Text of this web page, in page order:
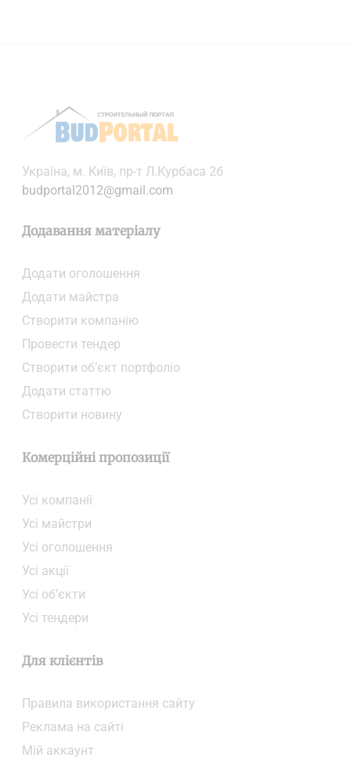
Українa, м. Київ, пр-т Л.Курбаса 2б
budportal2012@gmail.com
Додавання матеріалу
Додати oголошення
Додати майстра
Створити компанiю
Провести тендер
Створити об’єкт портфоліо
Додати статтю
Створити новину
Комерційні пропозиції
Усі компанії
Усі майстри
Усі оголошення
Усі акції
Усі об’єкти
Усі тендери
Для клієнтів
Правила використання сайту
Реклама на сайті
Мій аккаунт